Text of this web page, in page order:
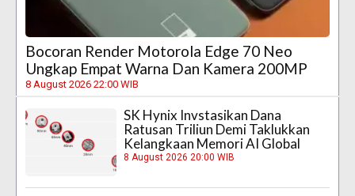
Bocoran Render Motorola Edge 70 Neo
Ungkap Empat Warna Dan Kamera 200MP
8 August 2026 22:00 WIB
SK Hynix Invstasikan Dana
Ratusan Triliun Demi Taklukkan
Kelangkaan Memori AI Global
8 August 2026 20:00 WIB